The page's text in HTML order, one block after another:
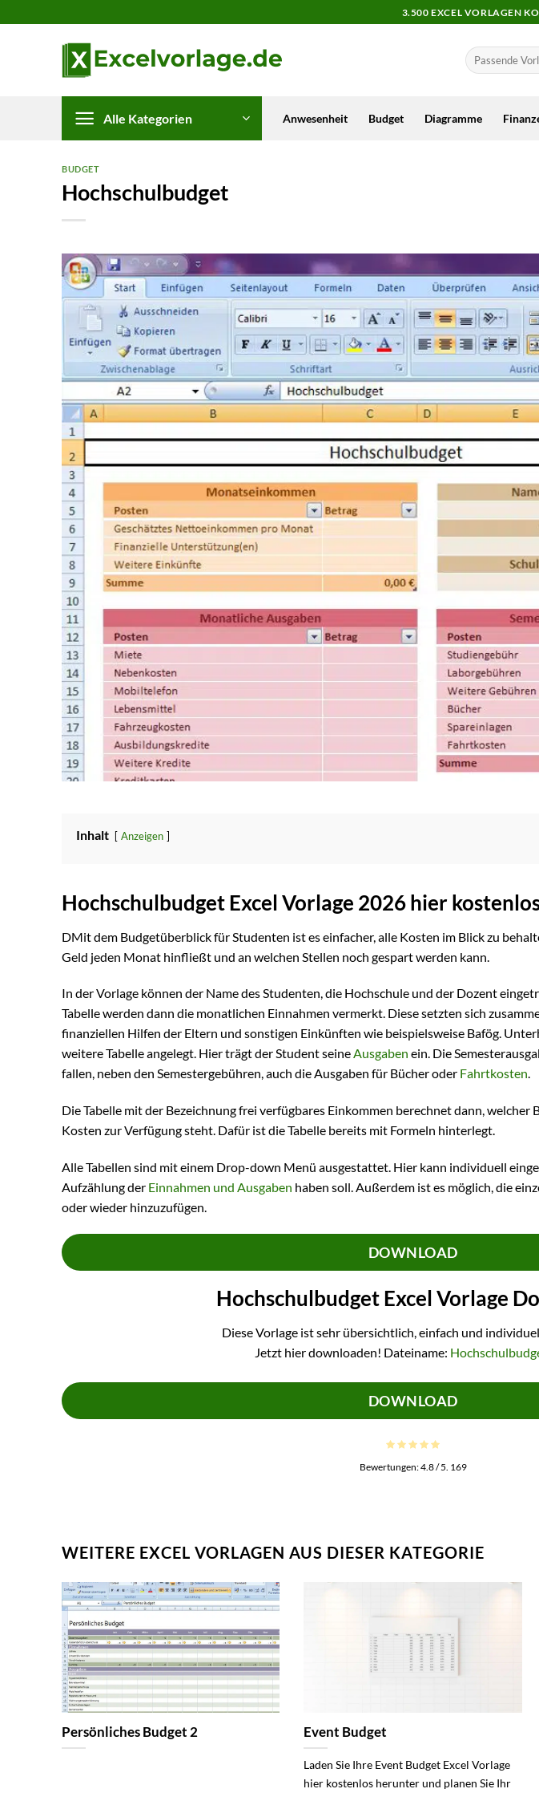
Inhalt
3.500 EXCEL VORLAGEN
Alle Kategorien Anwesenheit Budget Diagramme
BUDGET
Hochschulbudget
Inhalt Anzeigen
Hochschulbudget Excel Vorlage 2026 hier
DMit dem Budgetüberblick für Studenten ist es einfacher, alle Kosten im Blick zu
Geld jeden Monat hinfließt und an welchen Stellen noch gespart werden kann.
In der Vorlage können der Name des Studenten, die Hochschule und der Dozent
Tabelle werden dann die monatlichen Einnahmen vermerkt. Diese setzten sich
finanziellen Hilfen der Eltern und sonstigen Einkünften wie beispielsweise Bafög.
weitere Tabelle angelegt. Hier trägt der Student seineAusgaben ein. Die
fallen, neben den Semestergebühren, auch die Ausgaben für Bücher oder Fahrtkosten.
Die Tabelle mit der Bezeichnung frei verfügbares Einkommen berechnet dann, welcher
Kosten zur Verfügung steht. Dafür ist die Tabelle bereits mit Formeln hinterlegt.
Alle Tabellen sind mit einem Drop-down Menü ausgestattet. Hier kann individuell
Aufzählung der Einnahmen und Ausgaben haben soll. Außerdem ist es möglich, die
oder wieder hinzuzufügen.
DOWNLOAD
Hochschulbudget Excel Vorlage
Diese Vorlage ist sehr übersichtlich, einfach und
Jetzt hier downloaden! Dateiname:
DOWNLOAD
Bewertungen:4.8/ 5. 169
WEITERE EXCEL VORLAGEN AUS DIESER KATEGORIE
Persönliches Budget 2 Event Budget
Laden Sie Ihre Event Budget Excel Vorlage
hier kostenlos herunter und planen Sie Ihr